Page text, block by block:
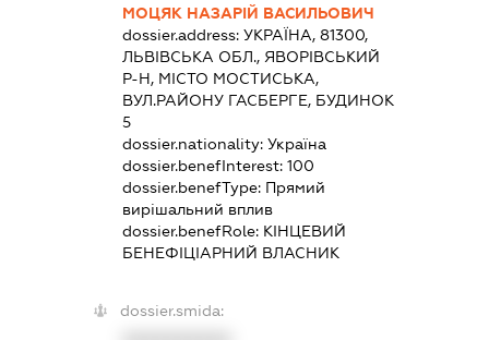
МОЦЯК НАЗАРІЙ ВАСИЛЬОВИЧ
dossier.address: УКРАЇНА, 81300,
ЛЬВІВСЬКА ОБЛ., ЯВОРІВСЬКИЙ
Р-Н, МІСТО МОСТИСЬКА,
ВУЛ.РАЙОНУ ГАСБЕРГЕ, БУДИНОК
5
dossier.nationality: Україна
dossier.benefInterest: 100
dossier.benefType: Прямий
вирішальний вплив
dossier.benefRole: КІНЦЕВИЙ
БЕНЕФІЦІАРНИЙ ВЛАСНИК
dossier.smida: